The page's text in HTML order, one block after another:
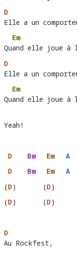
D
Elle a un
Elle a un
Qu
Em
and elle joue à
Quand elle joue à
D
Elle a un
Elle a un
Qu
Em
and elle joue à
Quand elle joue à
Yeah!
D Bm Em
A
D
Bm Em
A
(D ) (D )
(D ) (D )
D
Au Rockfest,
Au Rockfest,